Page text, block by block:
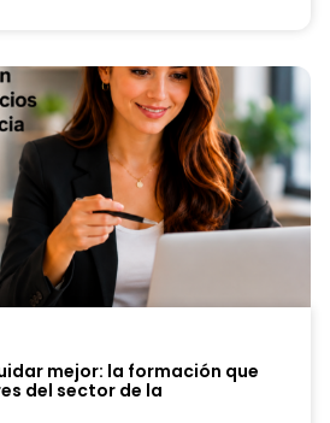
mejor: la formación que
del sector de la